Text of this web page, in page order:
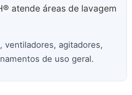
atende áreas de lavagem
ventiladores, agitadores,
de uso geral.